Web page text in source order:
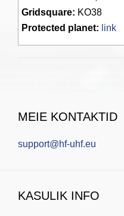
Gridsquare: KO38
Protected planet: link
MEIE KONTAKTID
support@hf-uhf.eu
KASULIK INFO